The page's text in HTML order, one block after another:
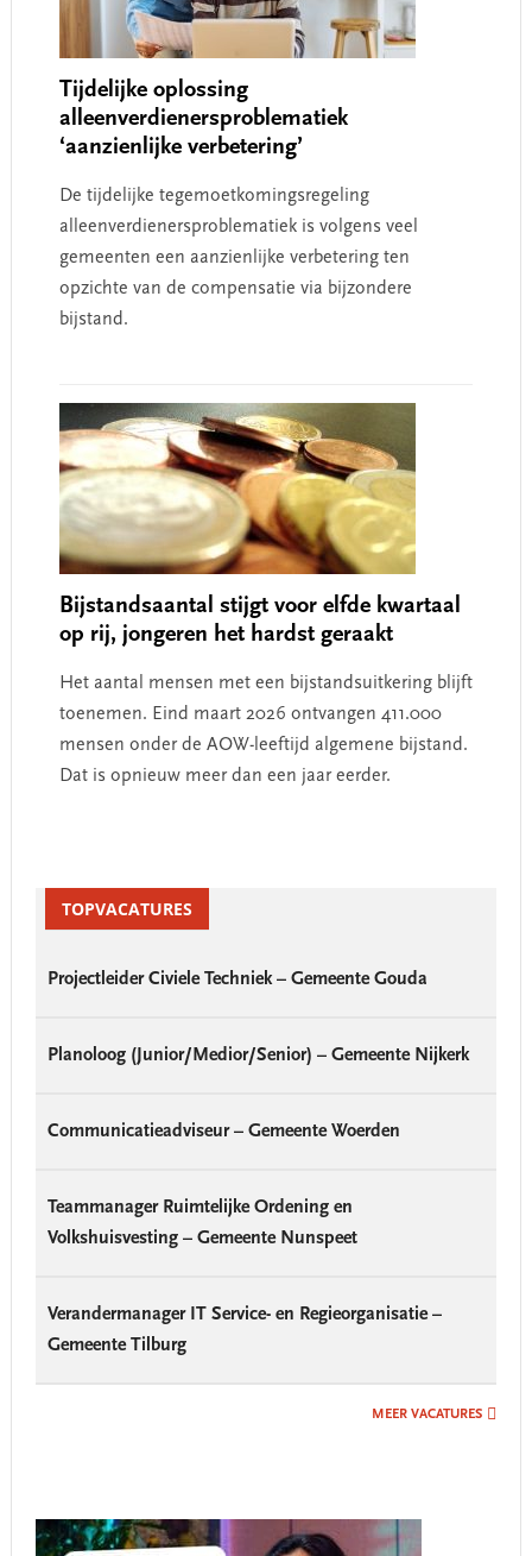
Tijdelijke oplossing
alleenverdienersproblematiek
‘aanzienlijke verbetering’
De tijdelijke tegemoetkomingsregeling
alleenverdienersproblematiek is volgens veel
gemeenten een aanzienlijke verbetering ten
opzichte van de compensatie via bijzondere
bijstand.
Bijstandsaantal stijgt voor elfde kwartaal
op rij, jongeren het hardst geraakt
Het aantal mensen met een bijstandsuitkering blijft
toenemen. Eind maart 2026 ontvangen 411.000
mensen onder de AOW-leeftijd algemene bijstand.
Dat is opnieuw meer dan een jaar eerder.
SidebarTOPVACATURES
Projectleider Civiele Techniek – Gemeente Gouda
Planoloog (Junior/Medior/Senior) – Gemeente Nijkerk
Communicatieadviseur – Gemeente Woerden
Teammanager Ruimtelijke Ordening en
Volkshuisvesting – Gemeente Nunspeet
Verandermanager IT Service- en Regieorganisatie –
Gemeente Tilburg
MEER VACATURES